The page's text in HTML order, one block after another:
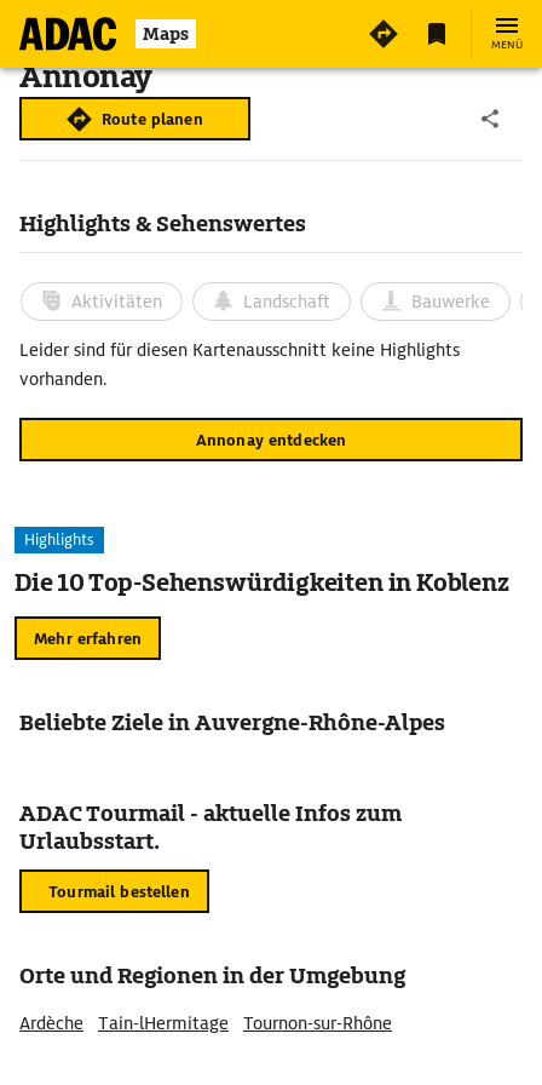
Maps MENÜ
Annonay
Route planen
Highlights & Sehenswertes
Aktivitäten Landschaft Bauwerke
Leider sind für diesen Kartenausschnitt keine Highlights
vorhanden.
Annonay entdecken
Highlights
Die 10 Top-Sehenswürdigkeiten in Koblenz
Mehr erfahren
Beliebte Ziele in Auvergne-Rhône-Alpes
ADAC Tourmail - aktuelle Infos zum
Urlaubsstart.
Tourmail bestellen
Orte und Regionen in der Umgebung
Ardèche Tain-lHermitage Tournon-sur-Rhône